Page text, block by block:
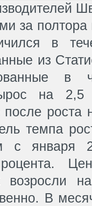
за полтора
в
из
в
на
роста
темпа
с января
возросли
В